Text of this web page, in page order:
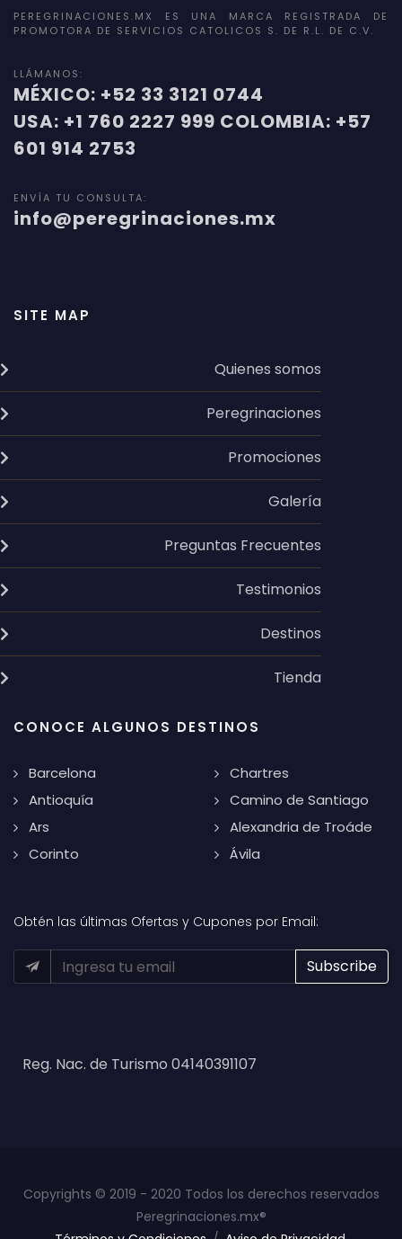
PEREGRINACIONES.MX ES UNA MARCA REGISTRADA DE
PROMOTORA DE SERVICIOS CATOLICOS S. DE R.L. DE C.V.
LLÁMANOS:
MÉXICO: +52 33 3121 0744
USA: +1 760 2227 999 COLOMBIA: +57
601 914 2753
ENVÍA TU CONSULTA:
info@peregrinaciones.mx
SITE MAP
Quienes somos
Peregrinaciones
Promociones
Galería
Preguntas Frecuentes
Testimonios
Destinos
Tienda
CONOCE ALGUNOS DESTINOS
Barcelona
Antioquía
Ars
Corinto
Chartres
Camino de Santiago
Alexandria de Troáde
Ávila
Obtén las últimas Ofertas y Cupones por Email:
Reg. Nac. de Turismo 04140391107
Copyrights © 2019 - 2020 Todos los derechos reservados
Peregrinaciones.mx®